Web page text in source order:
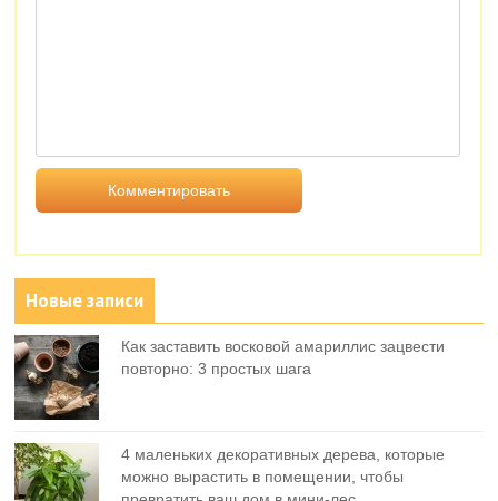
Новые записи
Как заставить восковой амариллис зацвести
повторно: 3 простых шага
4 маленьких декоративных дерева, которые
можно вырастить в помещении, чтобы